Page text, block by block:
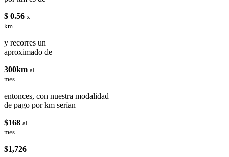
$ 0.56 x
km
y recorres un
aproximado de
300km al
mes
entonces, con nuestra modalidad
de pago por km serían
$168 al
mes
$1,726